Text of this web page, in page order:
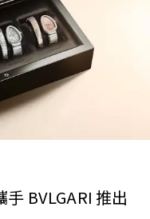
BVLGARI 推出